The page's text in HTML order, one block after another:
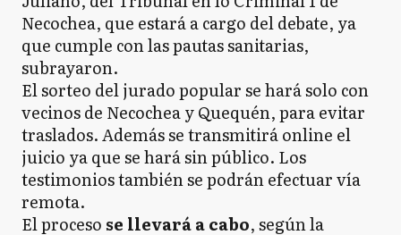
Necochea, que estará a cargo del debate, ya
que cumple con las pautas sanitarias,
subrayaron.
El sorteo del jurado popular se hará solo con
vecinos de Necochea y Quequén, para evitar
traslados. Además se transmitirá online el
juicio ya que se hará sin público. Los
testimonios también se podrán efectuar vía
remota.
El proceso se llevará a cabo, según la